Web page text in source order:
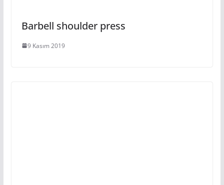
Barbell shoulder press
9 Kasım 2019